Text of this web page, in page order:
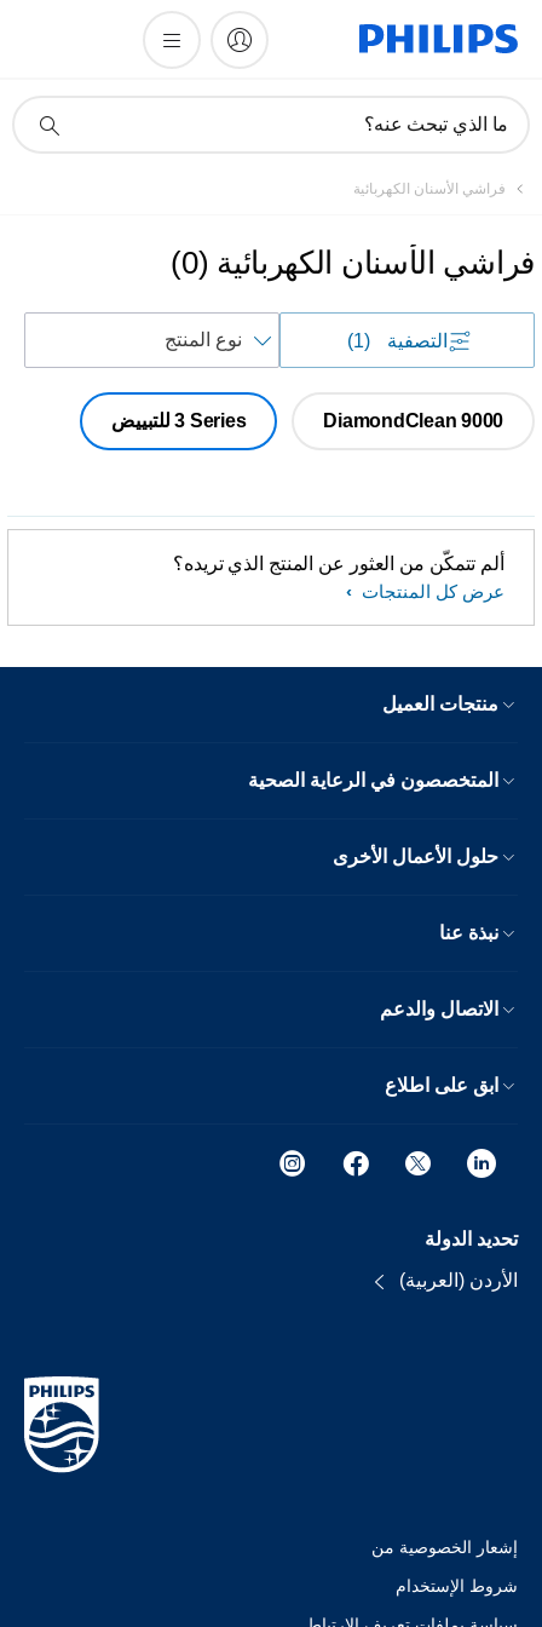
دعم
ما الذي تبحث عنه؟
فراشي الأسنان الكهربائية
فراشي الأسنان الكهربائية (
0
)
التصفية (1)
حسب
DiamondClean 9000 ‎3 Series للتبييض
ألم تتمكّن من العثور عن المنتج الذي تريده؟
عرض كل المنتجات
منتجات العميل
المتخصصون في الرعاية الصحية
حلول الأعمال الأخرى
نبذة عنا
الاتصال والدعم
ابق على اطلاع
تحديد الدولة
الأردن (العربية)
إشعار الخصوصية من
شروط الإستخدام